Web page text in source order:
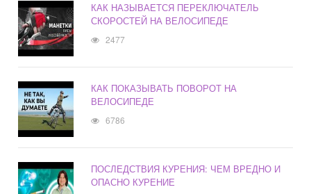
КАК НАЗЫВАЕТСЯ ПЕРЕКЛЮЧАТЕЛЬ
СКОРОСТЕЙ НА ВЕЛОСИПЕДЕ
2477
КАК ПОКАЗЫВАТЬ ПОВОРОТ НА
ВЕЛОСИПЕДЕ
6786
ПОСЛЕДСТВИЯ КУРЕНИЯ: ЧЕМ ВРЕДНО И
ОПАСНО КУРЕНИЕ